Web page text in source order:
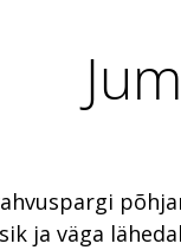
ja väga